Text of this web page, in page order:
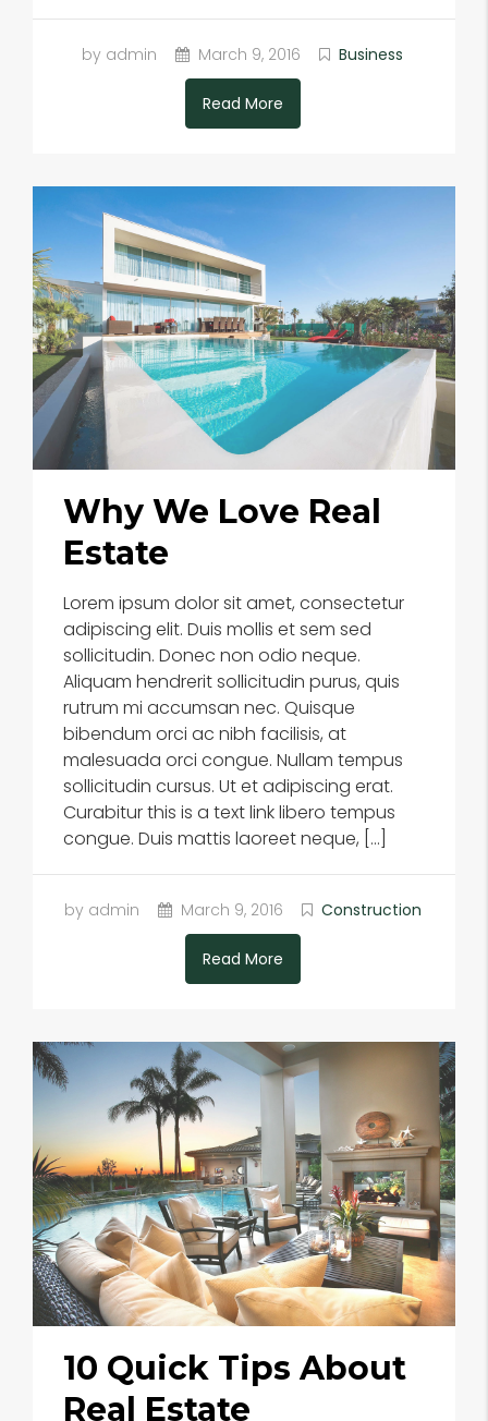
by admin March 9, 2016 Business
Read More
Why We Love Real
Estate
Lorem ipsum dolor sit amet, consectetur
adipiscing elit. Duis mollis et sem sed
sollicitudin. Donec non odio neque.
Aliquam hendrerit sollicitudin purus, quis
rutrum mi accumsan nec. Quisque
bibendum orci ac nibh facilisis, at
malesuada orci congue. Nullam tempus
sollicitudin cursus. Ut et adipiscing erat.
Curabitur this is a text link libero tempus
congue. Duis mattis laoreet neque, […]
by admin March 9, 2016 Construction
Read More
10 Quick Tips About
Real Estate